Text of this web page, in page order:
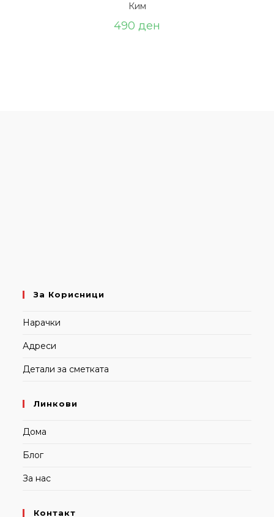
Ким
490 ден
За Корисници
Нарачки
Адреси
Детали за сметката
Линкови
Дома
Блог
За нас
Контакт